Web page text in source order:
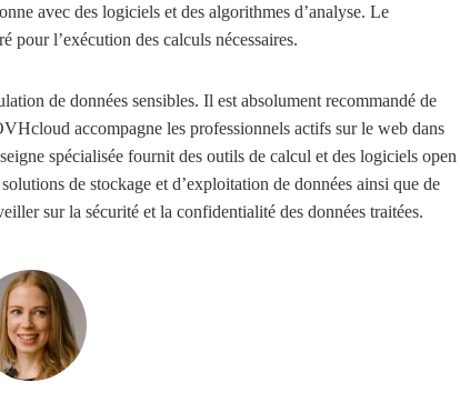
avec des logiciels et des algorithmes d’analyse. Le
pour l’exécution des calculs nécessaires.
de données sensibles. Il est absolument recommandé de
accompagne les professionnels actifs sur le web dans
spécialisée fournit des outils de calcul et des logiciels open
de stockage et d’exploitation de données ainsi que de
sur la sécurité et la confidentialité des données traitées.